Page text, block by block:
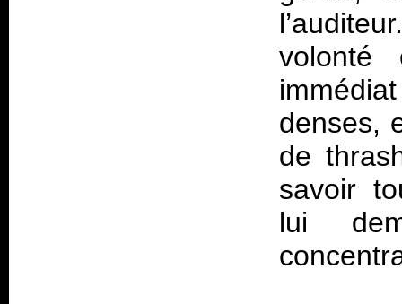
volonté
denses,
de
savoir
lui